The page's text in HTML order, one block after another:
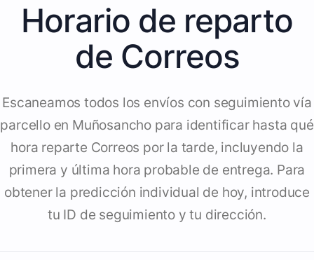
Horario de reparto
de Correos
Escaneamos todos los envíos con seguimiento vía
parcello en Muñosancho para identificar hasta qué
hora reparte Correos por la tarde, incluyendo la
primera y última hora probable de entrega. Para
obtener la predicción individual de hoy, introduce
tu ID de seguimiento y tu dirección.